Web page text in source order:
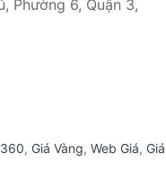
Phường 6, Quận 3,
, Giá Vàng, Web Giá, Giá